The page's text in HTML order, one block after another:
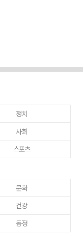
정치
사회
스포츠
문화
건강
동정